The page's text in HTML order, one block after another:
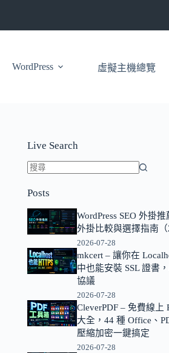
WordPress 虛擬主機總覽
Live Search
不
到
符
條
件
結
果
Posts
WordPress SEO 外掛
外掛比較與選擇指南（
2026-07-28
mkcert – 讓你在
中也能安裝 SSL 證書
協議
2026-07-28
CleverPDF – 免費線上
大全，44 種 Office、
壓縮加密一鍵搞定
2026-07-28